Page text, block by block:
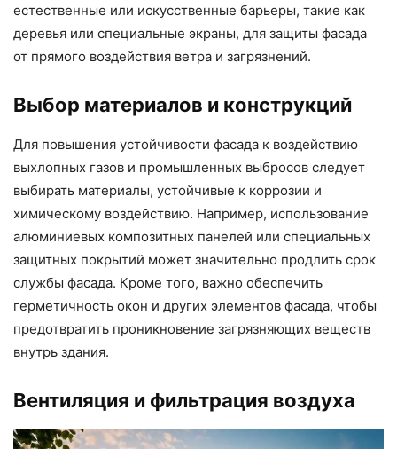
естественные или искусственные барьеры, такие как
деревья или специальные экраны, для защиты фасада
от прямого воздействия ветра и загрязнений.
Выбор материалов и конструкций
Для повышения устойчивости фасада к воздействию
выхлопных газов и промышленных выбросов следует
выбирать материалы, устойчивые к коррозии и
химическому воздействию. Например, использование
алюминиевых композитных панелей или специальных
защитных покрытий может значительно продлить срок
службы фасада. Кроме того, важно обеспечить
герметичность окон и других элементов фасада, чтобы
предотвратить проникновение загрязняющих веществ
внутрь здания.
Вентиляция и фильтрация воздуха